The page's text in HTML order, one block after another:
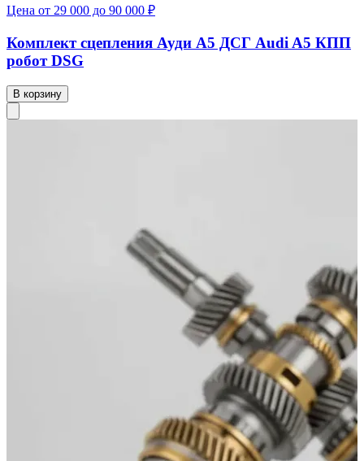
Цена от 29 000 до 90 000 ₽
Комплект сцепления Ауди А5 ДСГ Audi A5 КПП
робот DSG
В корзину